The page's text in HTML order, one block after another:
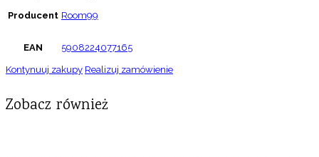
Producent Room99
EAN 5908224077165
Kontynuuj zakupy Realizuj zamówienie
Zobacz również